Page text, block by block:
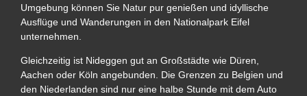
Umgebung können Sie Natur pur genießen und idyllische
Ausflüge und Wanderungen in den Nationalpark Eifel
unternehmen.
Gleichzeitig ist Nideggen gut an Großstädte wie Düren,
Aachen oder Köln angebunden. Die Grenzen zu Belgien und
den Niederlanden sind nur eine halbe Stunde mit dem Auto